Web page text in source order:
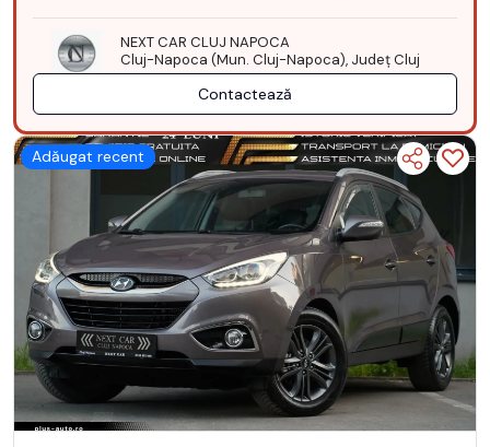
NEXT CAR CLUJ NAPOCA
Cluj-Napoca (Mun. Cluj-Napoca), Județ Cluj
Contactează
Adăugat recent